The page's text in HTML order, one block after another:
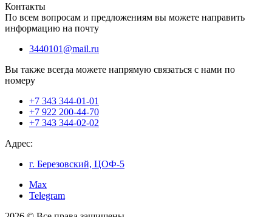
Контакты
По всем вопросам и предложениям вы можете направить
информацию на почту
3440101@mail.ru
Вы также всегда можете напрямую связаться с нами по
номеру
+7 343 344-01-01
+7 922 200-44-70
+7 343 344-02-02
Адрес:
г. Березовский, ЦОФ-5
Max
Telegram